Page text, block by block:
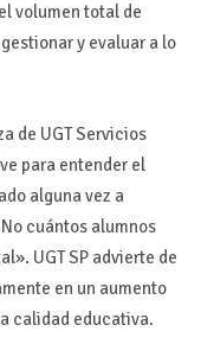
volumen total de
y evaluar a lo
de UGT Servicios
para entender el
alguna vez a
cuántos alumnos
UGT SP advierte de
en un aumento
calidad educativa.